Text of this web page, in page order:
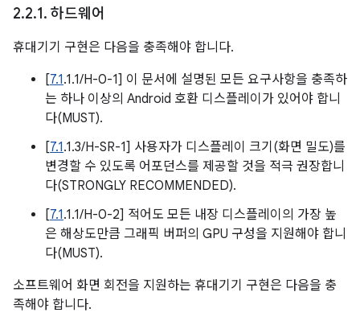
2.2.1. 하드웨어
휴대기기 구현은 다음을 충족해야 합니다.
[7.1.1.1/H-0-1] 이 문서에 설명된 모든 요구사항을 충족하
는 하나 이상의 Android 호환 디스플레이가 있어야 합니
다(MUST).
[7.1.1.3/H-SR-1] 사용자가 디스플레이 크기(화면 밀도)를
변경할 수 있도록 어포던스를 제공할 것을 적극 권장합니
다(STRONGLY RECOMMENDED).
[7.1.1.1/H-0-2] 적어도 모든 내장 디스플레이의 가장 높
은 해상도만큼 그래픽 버퍼의 GPU 구성을 지원해야 합니
다(MUST).
소프트웨어 화면 회전을 지원하는 휴대기기 구현은 다음을 충
족해야 합니다.